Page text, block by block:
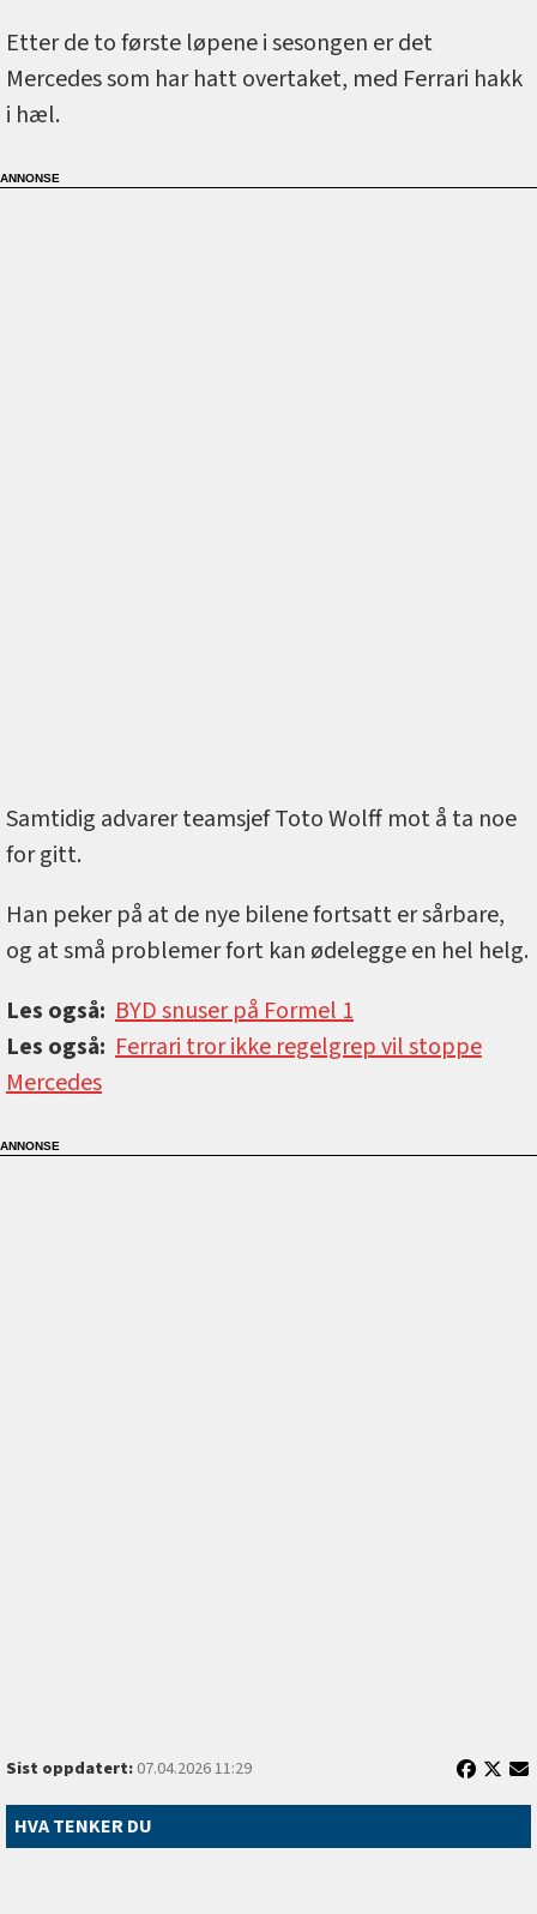
Etter de to første løpene i sesongen er det
Mercedes som har hatt overtaket, med Ferrari hakk
i hæl.
Samtidig advarer teamsjef Toto Wolff mot å ta noe
for gitt.
Han peker på at de nye bilene fortsatt er sårbare,
og at små problemer fort kan ødelegge en hel helg.
Les også: BYD snuser på Formel 1
Les også: Ferrari tror ikke regelgrep vil stoppe
Mercedes
Sist oppdatert:07.04.2026 11:29
HVA TENKER DU